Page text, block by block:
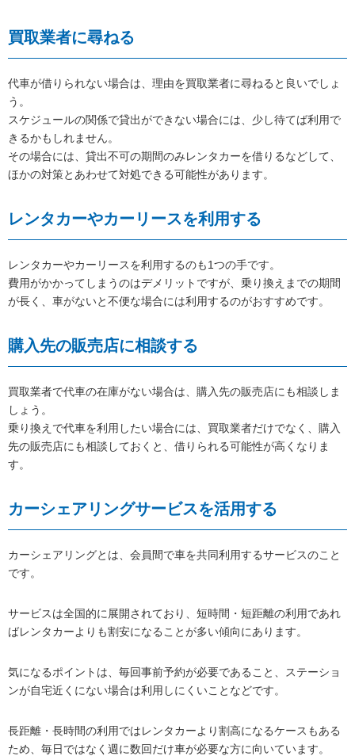
買取業者に尋ねる
代車が借りられない場合は、理由を買取業者に尋ねると良いでしょ
う。
スケジュールの関係で貸出ができない場合には、少し待てば利用で
きるかもしれません。
その場合には、貸出不可の期間のみレンタカーを借りるなどして、
ほかの対策とあわせて対処できる可能性があります。
レンタカーやカーリースを利用する
レンタカーやカーリースを利用するのも1つの手です。
費用がかかってしまうのはデメリットですが、乗り換えまでの期間
が長く、車がないと不便な場合には利用するのがおすすめです。
購入先の販売店に相談する
買取業者で代車の在庫がない場合は、購入先の販売店にも相談しま
しょう。
乗り換えで代車を利用したい場合には、買取業者だけでなく、購入
先の販売店にも相談しておくと、借りられる可能性が高くなりま
す。
カーシェアリングサービスを活用する
カーシェアリングとは、会員間で車を共同利用するサービスのこと
です。
サービスは全国的に展開されており、短時間・短距離の利用であれ
ばレンタカーよりも割安になることが多い傾向にあります。
気になるポイントは、毎回事前予約が必要であること、ステーショ
ンが自宅近くにない場合は利用しにくいことなどです。
長距離・長時間の利用ではレンタカーより割高になるケースもある
ため、毎日ではなく週に数回だけ車が必要な方に向いています。